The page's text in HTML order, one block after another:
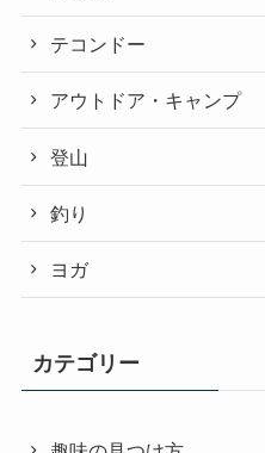
テコンドー
アウトドア・キャンプ
登山
釣り
ヨガ
カテゴリー